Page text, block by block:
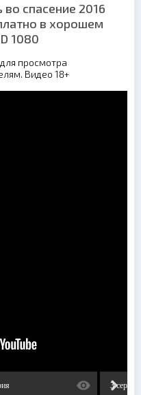
спасение 2016
в хорошем
1080
просмотра
Видео 18+
3 серия